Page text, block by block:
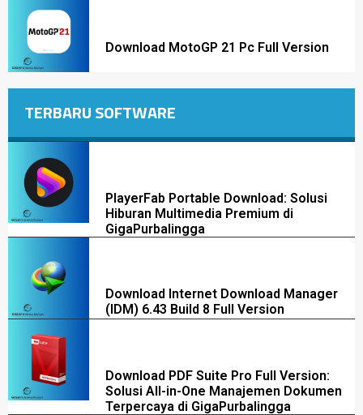
Download MotoGP 21 Pc Full Version
TERBARU SOFTWARE
PlayerFab Portable Download: Solusi
Hiburan Multimedia Premium di
GigaPurbalingga
Download Internet Download Manager
(IDM) 6.43 Build 8 Full Version
Download PDF Suite Pro Full Version:
Solusi All-in-One Manajemen Dokumen
Terpercaya di GigaPurbalingga